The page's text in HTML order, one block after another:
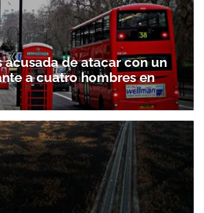
acusada de atacar con un
a cuatro hombres en